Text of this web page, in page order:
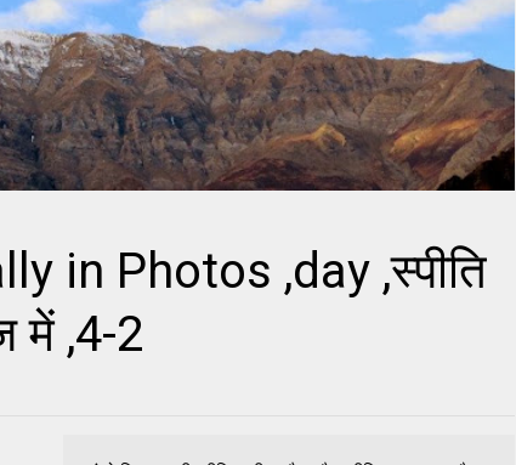
in Photos ,day ,स्पीति
में ,4-2